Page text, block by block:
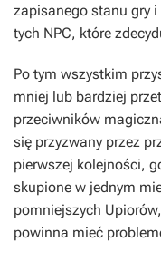
zapisanego stanu gry
tych NPC, które
Po tym wszystkim
mniej lub bardziej
przeciwników
się przyzwany przez
pierwszej kolejności,
skupione w jednym
pomniejszych
powinna mieć